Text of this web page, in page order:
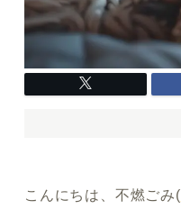
こんにちは、不燃ごみ(